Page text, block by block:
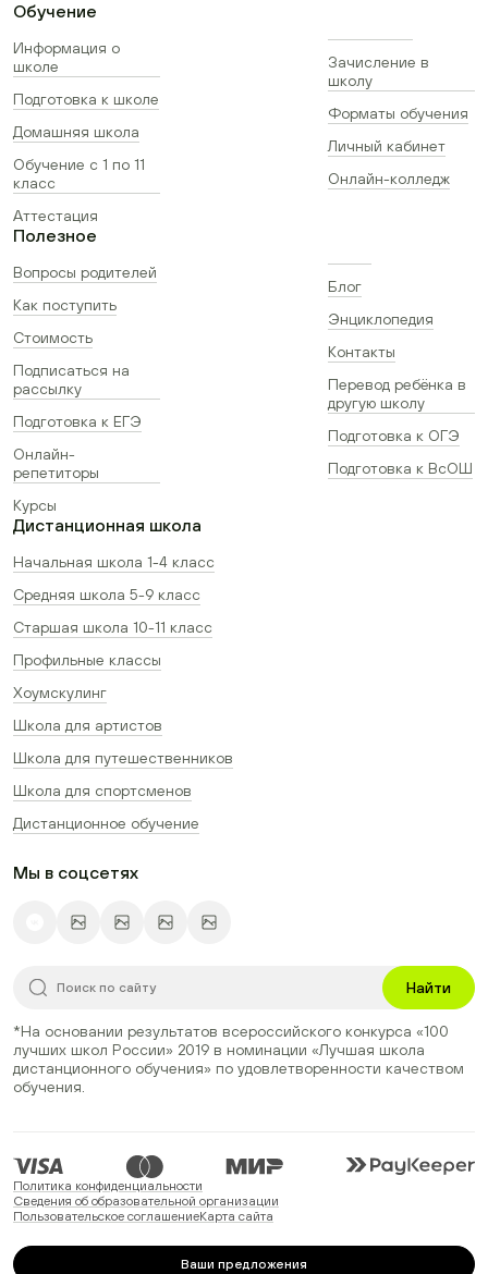
Обучение
Информация о
школе
Подготовка к школе
Домашняя школа
Обучение с 1 по 11
класс
Аттестация
Зачисление в
школу
Форматы обучения
Личный кабинет
Онлайн-колледж
Полезное
Вопросы родителей
Как поступить
Стоимость
Подписаться на
рассылку
Подготовка к ЕГЭ
Онлайн-
репетиторы
Курсы
Блог
Энциклопедия
Контакты
Перевод ребёнка в
другую школу
Подготовка к ОГЭ
Подготовка к ВсОШ
Дистанционная школа
Начальная школа 1-4 класс
Средняя школа 5-9 класс
Старшая школа 10-11 класс
Профильные классы
Хоумскулинг
Школа для артистов
Школа для путешественников
Школа для спортсменов
Дистанционное обучение
Мы в соцсетях
Найти
*На основании результатов всероссийского конкурса «100
лучших школ России» 2019 в номинации «Лучшая школа
дистанционного обучения» по удовлетворенности качеством
обучения.
Политика конфиденциальности
Сведения об образовательной организации
Пользовательское соглашениеКарта сайта
Ваши предложения